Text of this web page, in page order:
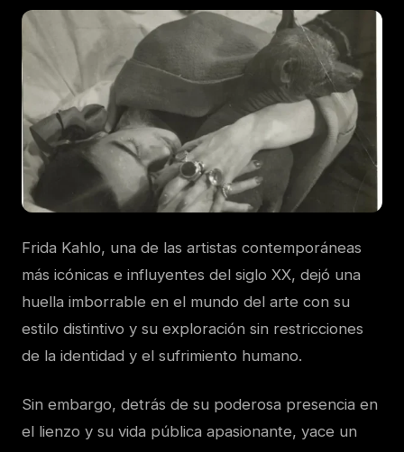
Frida Kahlo, una de las artistas contemporáneas
más icónicas e influyentes del siglo XX, dejó una
huella imborrable en el mundo del arte con su
estilo distintivo y su exploración sin restricciones
de la identidad y el sufrimiento humano.
Sin embargo, detrás de su poderosa presencia en
el lienzo y su vida pública apasionante, yace un